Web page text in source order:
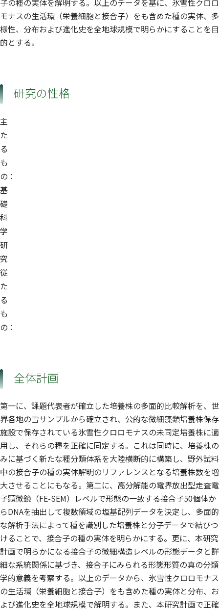
子の種の実体を解明する。以上のデータを基に、氷雪性クロロ
モナスの生活環（栄養細胞と接合子）をも含めた種の実体、多
様性、分布および進化史を全地球規模で明らかにすることを目
的とする。
研究の性格
主
た
る
も
の：
基
礎
科
学
研
究
従
た
る
も
の：
全体計画
第一に、課題代表者が確立した培養株の多面的比較解析を、世
界各地の雪サンプルから確立され、公的な微細藻類培養株保存
施設で保存されている氷雪性クロロモナスの未同定培養株に適
用し、それらの種を正確に同定する。これは同時に、培養株の
みに基づく新たな種分類体系を大陸横断的に構築し、野外試料
中の接合子の種の実体解明のリファレンスとなる培養株数を増
大させることにもなる。第二に、高分解能の電界放出型走査電
子顕微鏡（FE-SEM）レベルで形態の一致する接合子50個体か
らDNAを抽出して複数領域の塩基配列データを決定し、多面的
な解析手法によって種を識別した培養株と分子データで結びつ
けることで、接合子の種の実体を明らかにする。更に、本研究
計画で明らかになる接合子の微細構造レベルの形態データと詳
細な系統関係に基づき、接合子にみられる形態形質の真の分類
学的意義を考察する。以上のデータから、氷雪性クロロモナス
の生活環（栄養細胞と接合子）をも含めた種の実体と分布、お
よび進化史を全地球規模で解明する。また、本研究計画で正確